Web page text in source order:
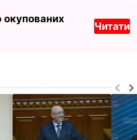
окупованих
Читати